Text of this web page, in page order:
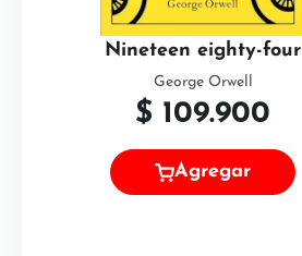
Nineteen eighty-four
George Orwell
$ 109.900
Agregar